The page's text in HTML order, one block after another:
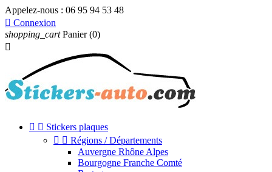
Appelez-nous : 06 95 94 53 48
 Connexion
shopping_cart Panier (0)

  Stickers plaques
  Régions / Départements
Auvergne Rhône Alpes
Bourgogne Franche Comté